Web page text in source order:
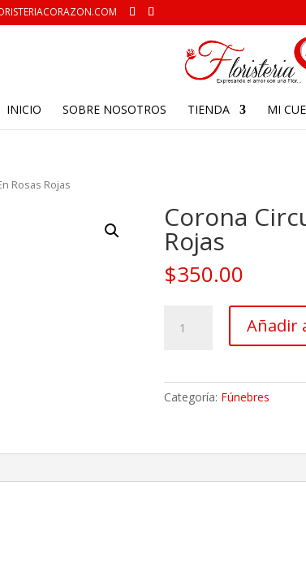
INICIO SOBRE NOSOTROS TIENDA MI
Rosas Rojas
Corona
Rojas
$350.00
Circular
cantidad
Añadir
Categoría: Fúnebres